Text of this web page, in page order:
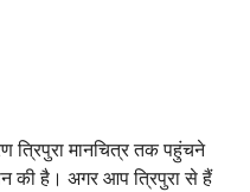
त्रिपुरा मानचित्र तक पहुंचने
की है। अगर आप त्रिपुरा से हैं